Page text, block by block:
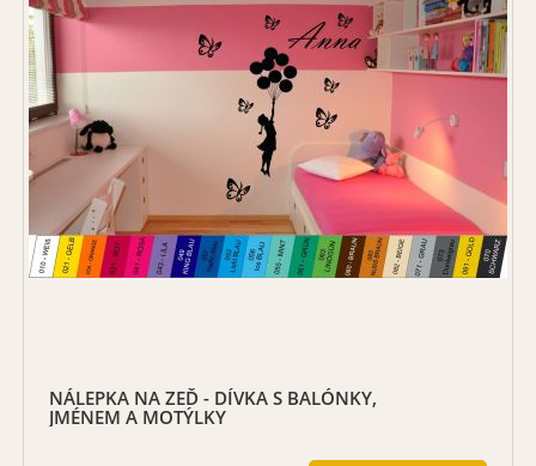
NÁLEPKA NA ZEĎ - DÍVKA S BALÓNKY,
JMÉNEM A MOTÝLKY